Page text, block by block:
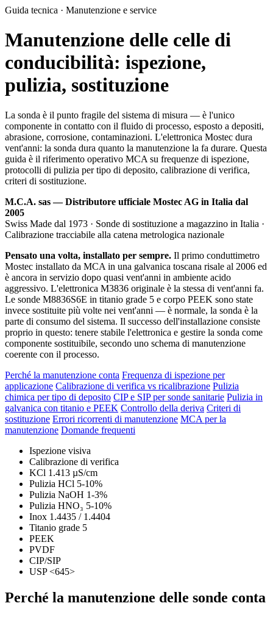
Guida tecnica · Manutenzione e service
Manutenzione delle celle di
conducibilità: ispezione,
pulizia, sostituzione
La sonda è il punto fragile del sistema di misura — è l'unico
componente in contatto con il fluido di processo, esposto a depositi,
abrasione, corrosione, contaminazioni. L'elettronica Mostec dura
vent'anni: la sonda dura quanto la manutenzione la fa durare. Questa
guida è il riferimento operativo MCA su frequenze di ispezione,
protocolli di pulizia per tipo di deposito, calibrazione di verifica,
criteri di sostituzione.
M.C.A. sas — Distributore ufficiale Mostec AG in Italia dal
2005
Swiss Made dal 1973 · Sonde di sostituzione a magazzino in Italia ·
Calibrazione tracciabile alla catena metrologica nazionale
Pensato una volta, installato per sempre. Il primo conduttimetro
Mostec installato da MCA in una galvanica toscana risale al 2006 ed
è ancora in servizio dopo quasi vent'anni in ambiente acido
aggressivo. L'elettronica M3836 originale è la stessa di vent'anni fa.
Le sonde M8836S6E in titanio grade 5 e corpo PEEK sono state
invece sostituite più volte nei vent'anni — è normale, la sonda è la
parte di consumo del sistema. Il successo dell'installazione consiste
proprio in questo: tenere stabile l'elettronica e gestire la sonda come
componente sostituibile, secondo uno schema di manutenzione
coerente con il processo.
Perché la manutenzione conta Frequenza di ispezione per
applicazione Calibrazione di verifica vs ricalibrazione Pulizia
chimica per tipo di deposito CIP e SIP per sonde sanitarie Pulizia in
galvanica con titanio e PEEK Controllo della deriva Criteri di
sostituzione Errori ricorrenti di manutenzione MCA per la
manutenzione Domande frequenti
Ispezione visiva
Calibrazione di verifica
KCl 1.413 µS/cm
Pulizia HCl 5-10%
Pulizia NaOH 1-3%
Pulizia HNO₃ 5-10%
Inox 1.4435 / 1.4404
Titanio grade 5
PEEK
PVDF
CIP/SIP
USP <645>
Perché la manutenzione delle sonde conta